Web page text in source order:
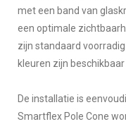
met een band van
een optimale
zijn standaard
kleuren zijn beschikbaar
De installatie is
Smartflex Pole Cone